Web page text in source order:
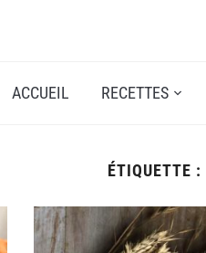
ACCUEIL RECETTES
ÉTIQUETTE :